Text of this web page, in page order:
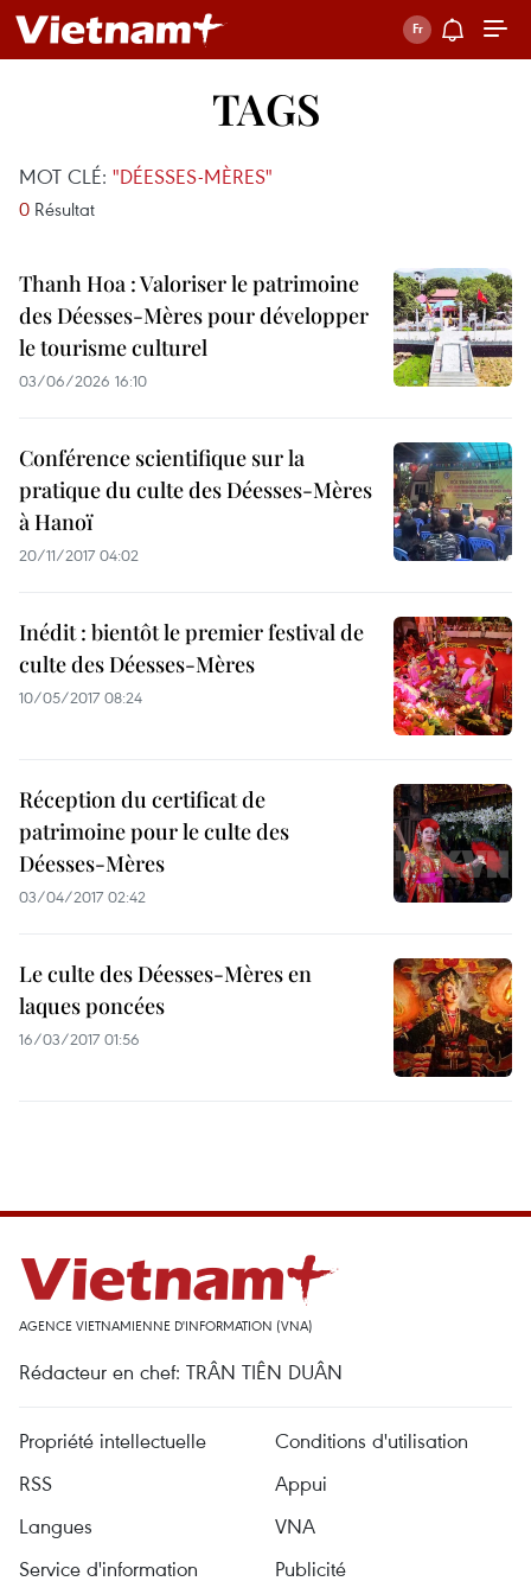
TAGS
MOT CLÉ: "DÉESSES-MÈRES"
0 Résultat
Thanh Hoa : Valoriser le patrimoine
des Déesses-Mères pour développer
le tourisme culturel
03/06/2026 16:10
Conférence scientifique sur la
pratique du culte des Déesses-Mères
à Hanoï
20/11/2017 04:02
Inédit : bientôt le premier festival de
culte des Déesses-Mères
10/05/2017 08:24
Réception du certificat de
patrimoine pour le culte des
Déesses-Mères
03/04/2017 02:42
Le culte des Déesses-Mères en
laques poncées
16/03/2017 01:56
AGENCE VIETNAMIENNE D'INFORMATION (VNA)
Rédacteur en chef: TRÂN TIÊN DUÂN
Propriété intellectuelle
Conditions d'utilisation
RSS
Appui
Langues
VNA
Service d'information
Publicité